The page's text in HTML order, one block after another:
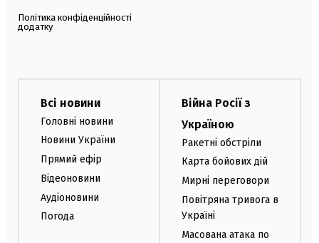
Політика конфіденційності
додатку
Всі новини
Головні новини
Новини України
Прямий ефір
Відеоновини
Аудіоновини
Погода
Війна Росії з
Україною
Ракетні обстріли
Карта бойових дій
Мирні переговори
Повітряна тривога в
Україні
Масована атака по